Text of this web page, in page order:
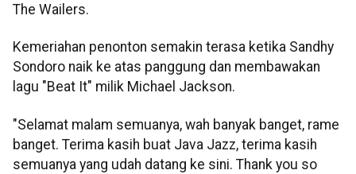
The Wailers.
Kemeriahan penonton semakin terasa ketika Sandhy
Sondoro naik ke atas panggung dan membawakan
lagu "Beat It" milik Michael Jackson.
"Selamat malam semuanya, wah banyak banget, rame
banget. Terima kasih buat Java Jazz, terima kasih
semuanya yang udah datang ke sini. Thank you so